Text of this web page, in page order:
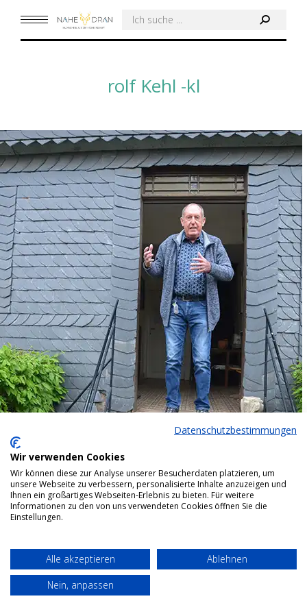
Search:
rolf Kehl -kl
Datenschutzbestimmungen
Wir verwenden Cookies
Wir können diese zur Analyse unserer Besucherdaten platzieren, um
unsere Webseite zu verbessern, personalisierte Inhalte anzuzeigen und
Ihnen ein großartiges Webseiten-Erlebnis zu bieten. Für weitere
Informationen zu den von uns verwendeten Cookies öffnen Sie die
Einstellungen.
Alle akzeptieren
Ablehnen
Nein, anpassen